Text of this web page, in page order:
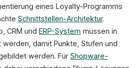
eines Loyalty-Programms
Schnittstellen-Architektur.
CRM und ERP-System müssen in
damit Punkte, Stufen und
werden. Für Shopware-